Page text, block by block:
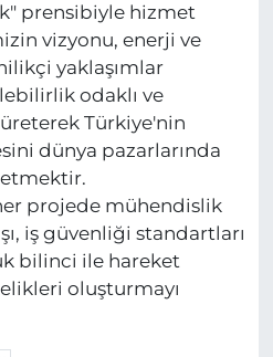
prensibiyle hizmet
vizyonu, enerji ve
yaklaşımlar
odaklı ve
Türkiye'nin
dünya pazarlarında
projede mühendislik
iş güvenliği standartları
bilinci ile hareket
oluşturmayı